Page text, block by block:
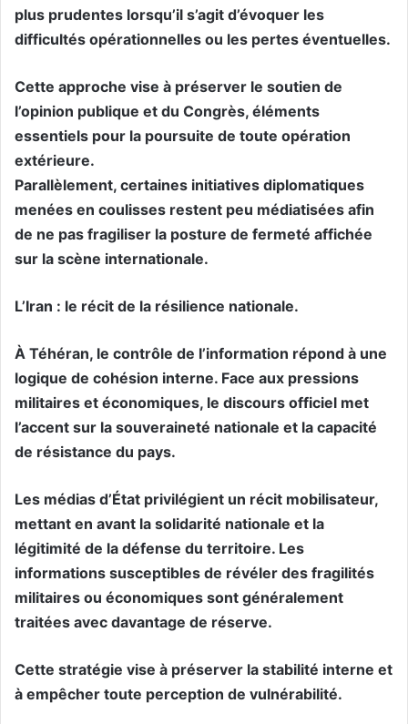
plus prudentes lorsqu’il s’agit d’évoquer les
difficultés opérationnelles ou les pertes éventuelles.
Cette approche vise à préserver le soutien de
l’opinion publique et du Congrès, éléments
essentiels pour la poursuite de toute opération
extérieure.
Parallèlement, certaines initiatives diplomatiques
menées en coulisses restent peu médiatisées afin
de ne pas fragiliser la posture de fermeté affichée
sur la scène internationale.
L’Iran : le récit de la résilience nationale.
À Téhéran, le contrôle de l’information répond à une
logique de cohésion interne. Face aux pressions
militaires et économiques, le discours officiel met
l’accent sur la souveraineté nationale et la capacité
de résistance du pays.
Les médias d’État privilégient un récit mobilisateur,
mettant en avant la solidarité nationale et la
légitimité de la défense du territoire. Les
informations susceptibles de révéler des fragilités
militaires ou économiques sont généralement
traitées avec davantage de réserve.
Cette stratégie vise à préserver la stabilité interne et
à empêcher toute perception de vulnérabilité.